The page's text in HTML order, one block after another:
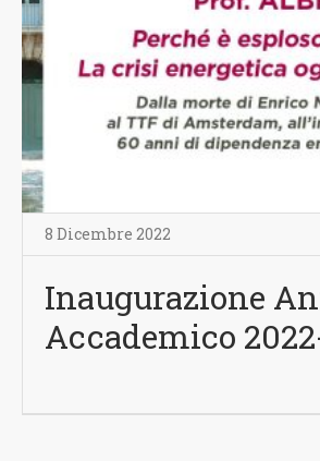
8 Dicembre 2022
Inaugurazione
Accademico